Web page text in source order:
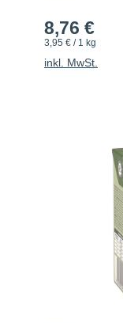
8,76 €
3,95 € / 1 kg
inkl. MwSt.